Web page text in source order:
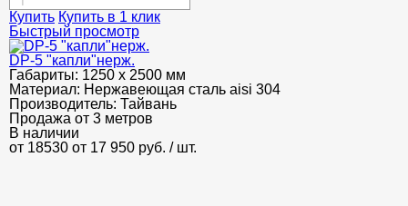
Купить Купить в 1 клик
Быстрый просмотр
DP-5 "капли"нерж.
Габариты: 1250 х 2500 мм
Материал: Нержавеющая сталь aisi 304
Производитель: Тайвань
Продажа от 3 метров
В наличии
от 18530 от 17 950 руб. / шт.